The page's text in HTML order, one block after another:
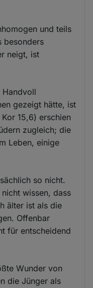
und teils
besonders
neigt, ist
Handvoll
gezeigt hätte, ist
15,6) erschien
zugleich; die
Leben, einige
so nicht.
wissen, dass
älter ist als die
Offenbar
für entscheidend
Wunder von
die Jünger als